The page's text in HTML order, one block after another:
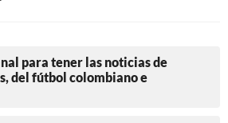
para tener las noticias de
del fútbol colombiano e